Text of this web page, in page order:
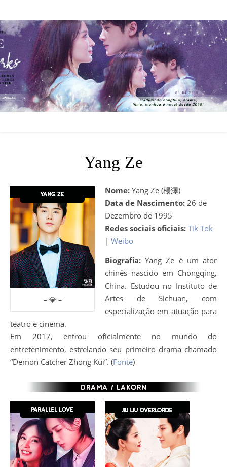
Yang Ze
– 💎 –
Nome: Yang Ze (楊澤)
Data de Nascimento: 26 de
Dezembro de 1995
Redes sociais oficiais: Tik Tok
| Weibo
Biografia:Yang Ze é um ator
chinês nascido em Chongqing,
China. Estudou no Instituto de
Artes de Sichuan, com
especialização em atuação para
teatro e cinema.
Em 2017, entrou oficialmente no mundo do
entretenimento, estrelando seu primeiro drama chamado
“Demon Catcher Zhong Kui”. (Fonte)